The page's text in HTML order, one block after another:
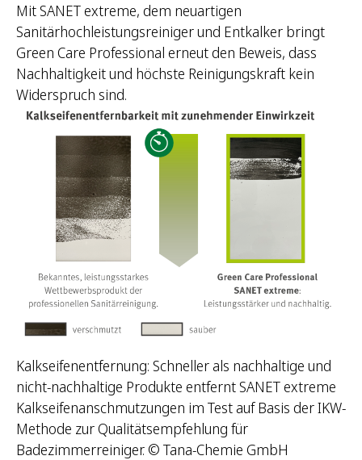
Mit SANET extreme, dem neuartigen
Sanitärhochleistungsreiniger und Entkalker bringt
Green Care Professional erneut den Beweis, dass
Nachhaltigkeit und höchste Reinigungskraft kein
Widerspruch sind.
Kalkseifenentfernung: Schneller als nachhaltige und
nicht-nachhaltige Produkte entfernt SANET extreme
Kalkseifenanschmutzungen im Test auf Basis der IKW-
Methode zur Qualitätsempfehlung für
Badezimmerreiniger. © Tana-Chemie GmbH